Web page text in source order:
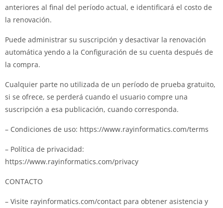
anteriores al final del período actual, e identificará el costo de
la renovación.
Puede administrar su suscripción y desactivar la renovación
automática yendo a la Configuración de su cuenta después de
la compra.
Cualquier parte no utilizada de un período de prueba gratuito,
si se ofrece, se perderá cuando el usuario compre una
suscripción a esa publicación, cuando corresponda.
– Condiciones de uso: https://www.rayinformatics.com/terms
– Política de privacidad:
https://www.rayinformatics.com/privacy
CONTACTO
– Visite rayinformatics.com/contact para obtener asistencia y